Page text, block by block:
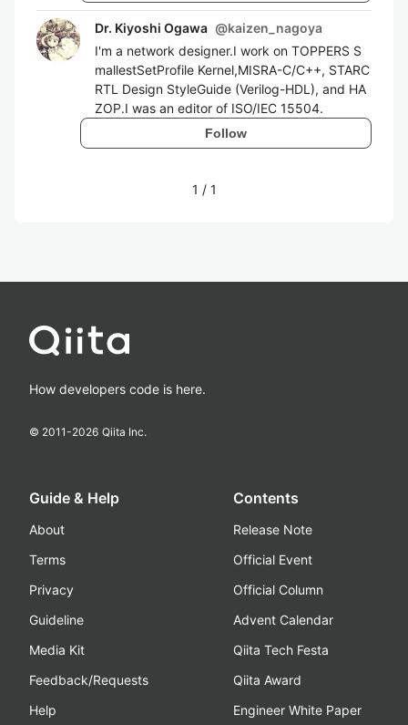
Dr. Kiyoshi Ogawa @kaizen_nagoya
I'm a network designer.I work on TOPPERS S
mallestSetProfile Kernel,MISRA-C/C++, STARC
RTL Design StyleGuide (Verilog-HDL), and HA
ZOP.I was an editor of ISO/IEC 15504.
Follow
1 / 1
How developers code is here.
© 2011-2026 Qiita Inc.
Guide & Help
About
Terms
Privacy
Guideline
Media Kit
Feedback/Requests
Help
Contents
Release Note
Official Event
Official Column
Advent Calendar
Qiita Tech Festa
Qiita Award
Engineer White Paper